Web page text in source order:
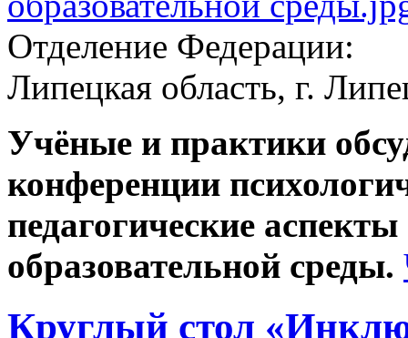
Отделение Федерации:
Липецкая область, г.
Учёные и практики
конференции
педагогические аспекты
образовательной среды.
Круглый стол